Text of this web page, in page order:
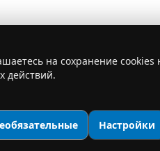
на сохранение
действий.
Настройки